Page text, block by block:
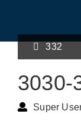
332
3030-
Super